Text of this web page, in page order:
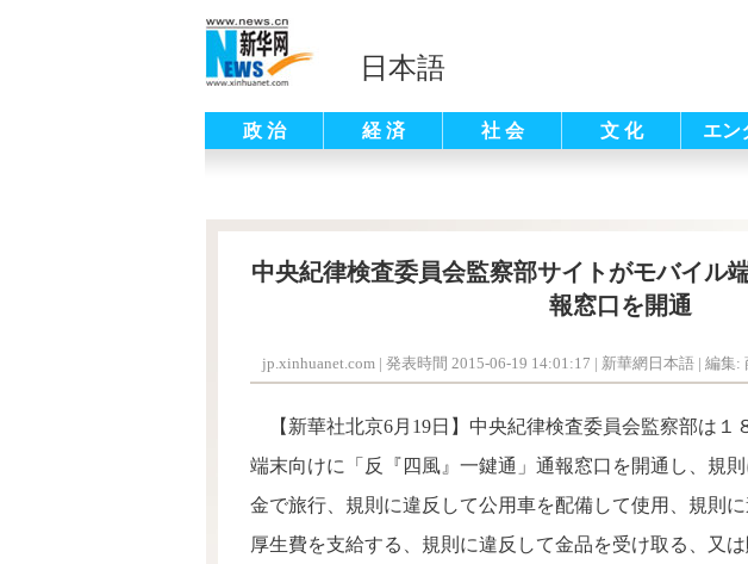
日本語
政 治 経 済 社 会 文 化 エン
中央紀律検査委員会監察部サイトがモバイル
報窓口を開通
jp.xinhuanet.com | 発表時間 2015-06-19 14:01:17 | 新華網日本語 | 編集:
【新華社北京6月19日】 中央紀律検査委員会監察部は１
端末向けに「反『四風』一鍵通」通報窓口を開通し、規
金で旅行、規則に違反して公用車を配備して使用、規則
厚生費を支給する、規則に違反して金品を受け取る、又